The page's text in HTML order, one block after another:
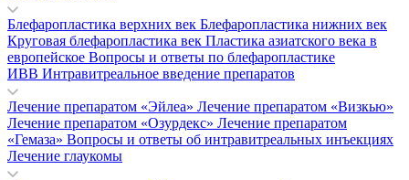
Блефаропластика верхних век Блефаропластика нижних век
Круговая блефаропластика век Пластика азиатского века в
европейское Вопросы и ответы по блефаропластике
ИВВ Интравитреальное введение препаратов
Лечение препаратом «Эйлеа» Лечение препаратом «Визкью»
Лечение препаратом «Озурдекс» Лечение препаратом
«Гемаза» Вопросы и ответы об интравитреальных инъекциях
Лечение глаукомы